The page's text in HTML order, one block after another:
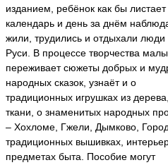
изданием, ребёнок как бы листает
календарь и день за днём
жили, трудились и отдыхали люди
Руси. В процессе творчества
переживает сюжеты добрых и
народных сказок, узнаёт и о
традиционных игрушках из
ткани, о знаменитых народных
– Хохломе, Гжели, Дымково,
традиционных вышивках,
предметах быта. Пособие могут